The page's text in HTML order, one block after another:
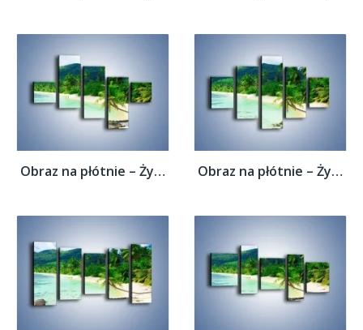
Obraz na płótnie – Życie na bezludnej... Obraz na płótnie – Życie na bezludnej...